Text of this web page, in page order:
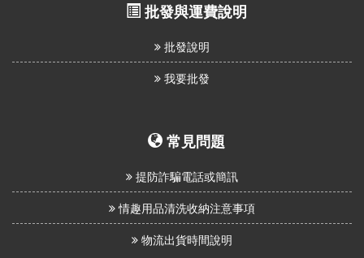
批發與運費說明
批發說明
我要批發
常見問題
提防詐騙電話或簡訊
情趣用品清洗收納注意事項
物流出貨時間說明